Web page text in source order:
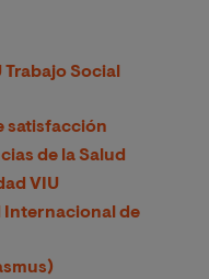
Social
satisfacción
de la Salud
VIU
Internacional de